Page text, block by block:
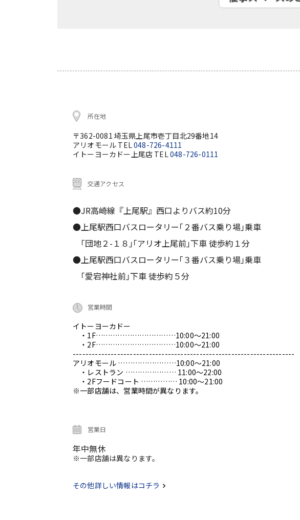
所在地
〒362-0081 埼玉県上尾市壱丁目北29番地14
アリオモール TEL048-726-4111
イトーヨーカドー上尾店 TEL048-726-0111
交通アクセス
●JR高崎線『上尾駅』西口よりバス約10分
●上尾駅西口バスロータリー｢２番バス乗り場｣乗車
｢団地２-１８｣｢アリオ上尾前｣下車 徒歩約１分
●上尾駅西口バスロータリー｢３番バス乗り場｣乗車
｢愛宕神社前｣下車 徒歩約５分
営業時間
イトーヨーカドー
・1F……………………………10:00～21:00
・2F……………………………10:00～21:00
----------------------------------------------------------------------
アリオモール ……………………10:00～21:00
・レストラン ………………… 11:00～22:00
・2Fフードコート …………… 10:00～21:00
※一部店舗は、営業時間が異なります。
営業日
年中無休
※一部店舗は異なります。
その他詳しい情報はコチラ